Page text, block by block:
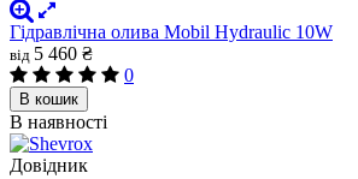
Гідравлічна олива Mobil Hydraulic 10W
від 5 460 ₴
0
В кошик
В наявності
Довідник